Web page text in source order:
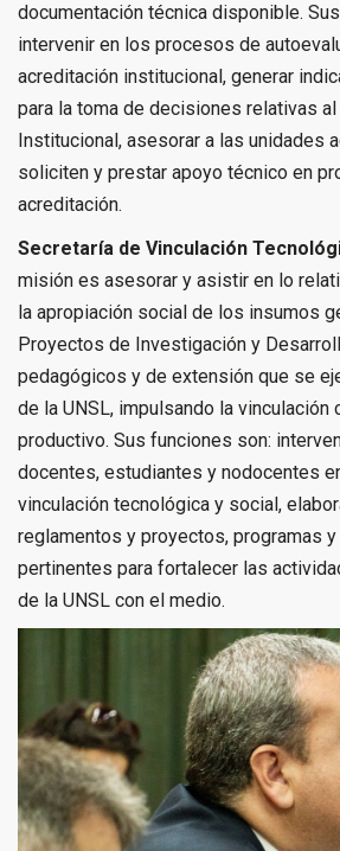
documentación técnica disponible.
intervenir en los procesos de
acreditación institucional, generar
para la toma de decisiones relativas
Institucional, asesorar a las unidades
soliciten y prestar apoyo técnico en
acreditación.
Secretaría de Vinculación
misión es asesorar y asistir en lo
la apropiación social de los insumos
Proyectos de Investigación y
pedagógicos y de extensión que se
de la UNSL, impulsando la vinculación
productivo. Sus funciones son:
docentes, estudiantes y nodocentes
vinculación tecnológica y social,
reglamentos y proyectos, programas
pertinentes para fortalecer las
de la UNSL con el medio.